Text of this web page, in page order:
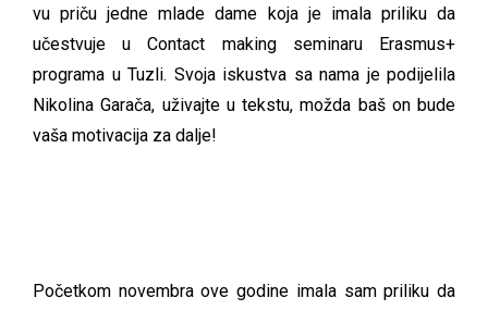
vu priču jedne mlade dame koja je imala priliku da
učestvuje u Contact making seminaru Erasmus+
programa u Tuzli. Svoja iskustva sa nama je podijelila
Nikolina Garača, uživajte u tekstu, možda baš on bude
vaša motivacija za dalje!
Početkom novembra ove godine imala sam priliku da